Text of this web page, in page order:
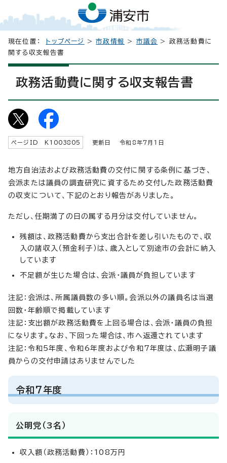
現在位置： トップページ >市政情報 > 市議会
> 政務活動費に
関する収支報告書
政務活動費に関する収支報告書
ページID K 1003805 更新日 令和8年7月1日
地方自治法および政務活動費の交付に関する条例に基づき、
会派または議員の調査研究に資するため交付した政務活動費
の収支について、下記のとおり報告がありました。
ただし、任期満了の日の属する月分は交付していません。
残額は、政務活動費から支出合計を差し引いたもので、収
入の諸収入（預金利子）は、歳入として別途市の会計に納入
しています
不足額が生じた場合は、会派・議員が負担しています
注記：会派は、所属議員数の多い順。会派以外の議員名は当選
回数・年齢順で掲載しています
注記：支出額が政務活動費を上回る場合は、会派・議員の負担
になります。なお、下回った場合は、市へ返還されています
注記：令和5年度、令和6年度および令和7年度は、広瀬明子議
員からの交付申請はありませんでした
令和7年度
公明党（3名）
収入額（政務活動費）：108万円